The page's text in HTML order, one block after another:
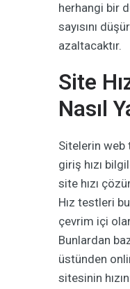
herhangi bir
sayısını
azaltacaktır.
Site
Nasıl
Sitelerin web
giriş hızı
site hızı
Hız testleri
çevrim içi
Bunlardan
üstünden
sitesinin